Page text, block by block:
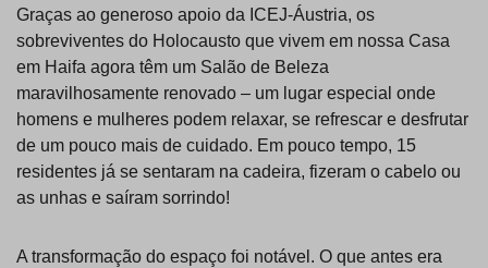
Graças ao generoso apoio da ICEJ-Áustria, os
sobreviventes do Holocausto que vivem em nossa Casa
em Haifa agora têm um Salão de Beleza
maravilhosamente renovado – um lugar especial onde
homens e mulheres podem relaxar, se refrescar e desfrutar
de um pouco mais de cuidado. Em pouco tempo, 15
residentes já se sentaram na cadeira, fizeram o cabelo ou
as unhas e saíram sorrindo!
A transformação do espaço foi notável. O que antes era